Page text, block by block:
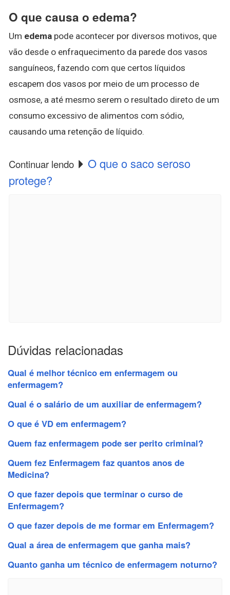
O que causa o edema?
Um edema pode acontecer por diversos motivos, que
vão desde o enfraquecimento da parede dos vasos
sanguíneos, fazendo com que certos líquidos
escapem dos vasos por meio de um processo de
osmose, a até mesmo serem o resultado direto de um
consumo excessivo de alimentos com sódio,
causando uma retenção de líquido.
Continuar lendo
O que o saco seroso
protege?
Dúvidas relacionadas
Qual é melhor técnico em enfermagem ou
enfermagem?
Qual é o salário de um auxiliar de enfermagem?
O que é VD em enfermagem?
Quem faz enfermagem pode ser perito criminal?
Quem fez Enfermagem faz quantos anos de
Medicina?
O que fazer depois que terminar o curso de
Enfermagem?
O que fazer depois de me formar em Enfermagem?
Qual a área de enfermagem que ganha mais?
Quanto ganha um técnico de enfermagem noturno?